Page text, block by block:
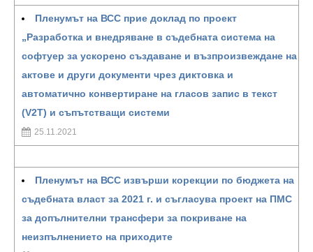
Пленумът на ВСС прие доклад по проект
„Разработка и внедряване в съдебната система на
софтуер за ускорено създаване и възпроизвеждане на
актове и други документи чрез диктовка и
автоматично конвертиране на гласов запис в текст
(V2T) и съпътстващи системи
25.11.2021
Пленумът на ВСС извърши корекции по бюджета на
съдебната власт за 2021 г. и съгласува проект на ПМС
за допълнителни трансфери за покриване на
неизпълнението на приходите